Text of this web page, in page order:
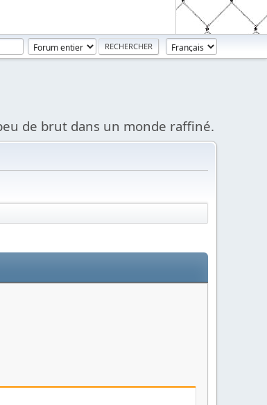
de brut dans un monde raffiné.